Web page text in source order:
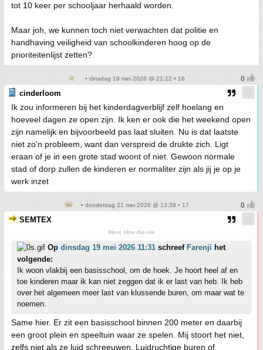
tot 10 keer per schooljaar herhaald worden.
Maar joh, we kunnen toch niet verwachten dat politie en
handhaving veiligheid van schoolkinderen hoog op de
prioriteitenlijst zetten?
• dinsdag 19 mei 2026 @ 21:22 • 16
cinderloom
Ik zou informeren bij het kinderdagverblijf zelf hoelang en
hoeveel dagen ze open zijn. Ik ken er ook die het weekend open
zijn namelijk en bijvoorbeeld pas laat sluiten. Nu is dat laatste
niet zo'n probleem, want dan verspreid de drukte zich. Ligt
eraan of je in een grote stad woont of niet. Gewoon normale
stad of dorp zullen de kinderen er normaliter zijn als jij je op je
werk inzet
• donderdag 21 mei 2026 @ 13:39 • 17
SEMTEX
Mevr. Hoe-die-nie
Op dinsdag 19 mei 2026 11:31 schreef Farenji het
volgende:
Ik woon vlakbij een basisschool, om de hoek. Je hoort heel af en
toe kinderen maar ik kan niet zeggen dat ik er last van heb. Ik heb
over het algemeen meer last van klussende buren, om maar wat te
noemen.
Same hier. Er zit een basisschool binnen 200 meter en daarbij
een groot plein en speeltuin waar ze spelen. Mij stoort het niet,
zelfs niet als ze luid schreeuwen. Luidruchtige buren of